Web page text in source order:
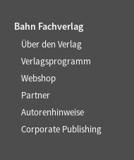
Bahn Fachverlag
Über den Verlag
Verlagsprogramm
Webshop
Partner
Autorenhinweise
Corporate Publishing